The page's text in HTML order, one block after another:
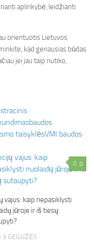
aplinkybė, leidžianti
orientuotis Lietuvos
kad geriausias būdas
jei jau taip nutiko,
baudos
taisyklėsVMI baudos
0
vajus: kaip nepasiklysti
jūroje ir iš tiesų
GEGUŽĖS